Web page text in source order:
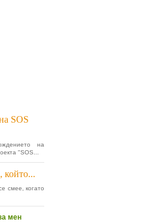
SOS
на
"SOS...
който...
смее, когато
мен